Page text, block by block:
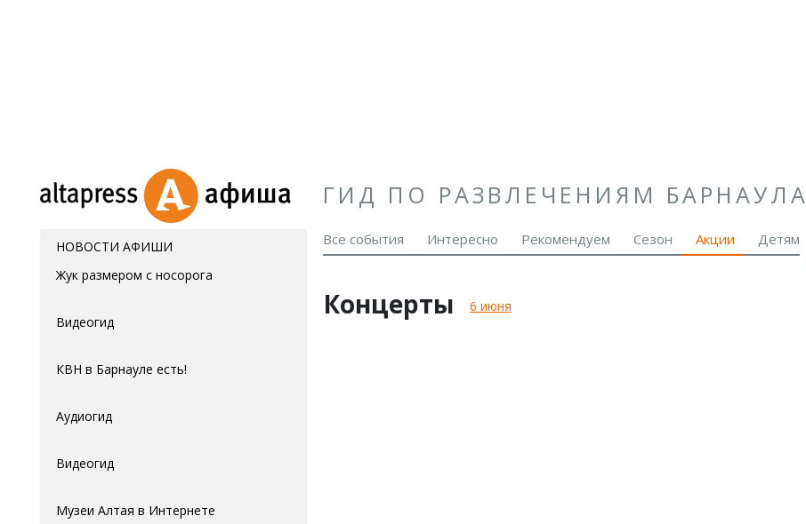
ГИД ПО РАЗВЛЕЧЕНИЯМ БАРНАУЛА
НОВОСТИ АФИШИ Все события Интересно Рекомендуем Сезон Акции
Детям
Жук размером с носорога
Видеогид
КВН в Барнауле есть!
Аудиогид
Видеогид
Музеи Алтая в Интернете
Концерты 6 июня